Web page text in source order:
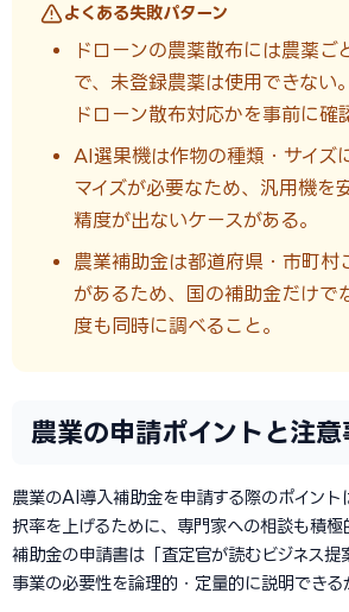
よくある失敗パターン
ドローンの農薬散布には農薬ご
で、未登録農薬は使用できない
ドローン散布対応かを事前に確
AI選果機は作物の種類・サイズ
マイズが必要なため、汎用機を
精度が出ないケースがある。
農業補助金は都道府県・市町村
があるため、国の補助金だけで
度も同時に調べること。
農業の申請ポイントと注意
農業のAI導入補助金を申請する際のポイント
択率を上げるために、専門家への相談も積極
補助金の申請書は「査定官が読むビジネス提
事業の必要性を論理的・定量的に説明できる